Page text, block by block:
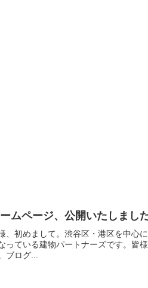
ムページ、公開いたしました
、初めまして。渋谷区・港区を中心
っている建物パートナーズです。皆
ブログ...